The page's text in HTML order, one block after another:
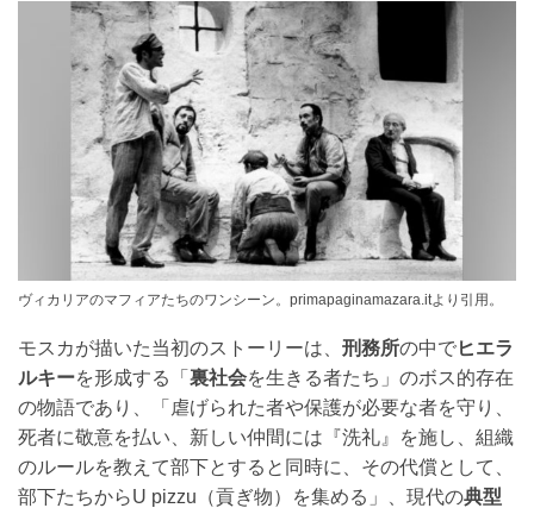
ヴィカリアのマフィアたちのワンシーン。primapaginamazara.itより引用。
モスカが描いた当初のストーリーは、 刑務所の中でヒエラ
ルキーを形成する「 裏社会を生きる者たち」のボス的存在
の物語であり、「虐げられた者や保護が必要な者を守り、
死者に敬意を払い、新しい仲間には『洗礼』を施し、組織
のルールを教えて部下とすると同時に、その代償として、
部下たちからU pizzu（貢ぎ物）を集める」、現代の典型